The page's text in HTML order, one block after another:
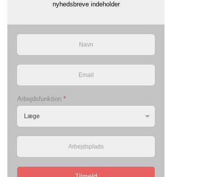
nyhedsbreve indeholder
Arbejdsfunktion *